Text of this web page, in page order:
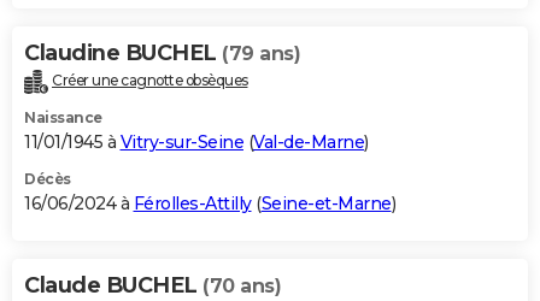
Claudine BUCHEL (79 ans)
Créer une cagnotte obsèques
Naissance
11/01/1945 à Vitry-sur-Seine (Val-de-Marne)
Décès
16/06/2024 à Férolles-Attilly(Seine-et-Marne)
Claude BUCHEL (70 ans)